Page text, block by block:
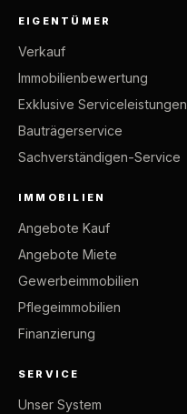
EIGENTÜMER
Verkauf
Immobilienbewertung
Exklusive Serviceleistungen
Bauträgerservice
Sachverständigen-Service
IMMOBILIEN
Angebote Kauf
Angebote Miete
Gewerbeimmobilien
Pflegeimmobilien
Finanzierung
SERVICE
Unser System